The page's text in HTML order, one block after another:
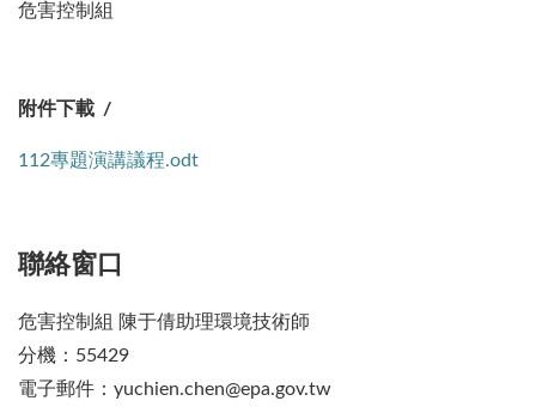
危害控制組
附件下載
112專題演講議程.odt
聯絡窗口
危害控制組 陳于倩助理環境技術師
分機：55429
電子郵件：yuchien.chen@epa.gov.tw